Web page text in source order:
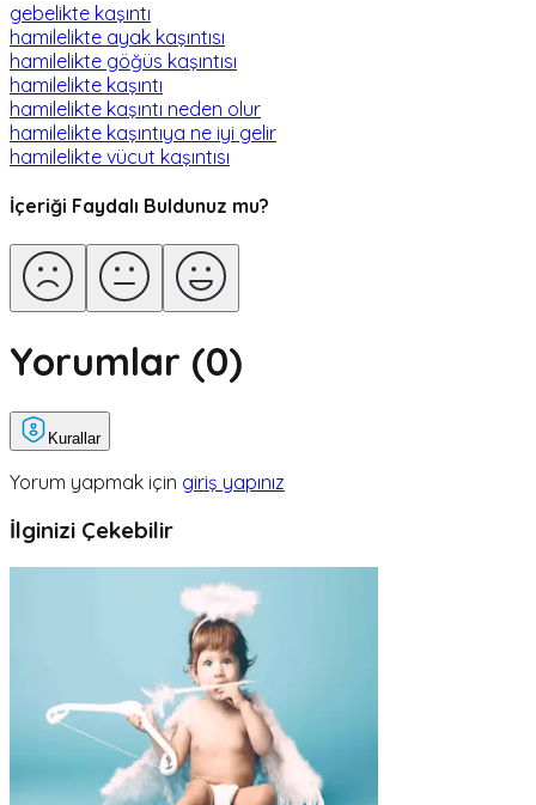
gebelikte kaşıntı
hamilelikte ayak kaşıntısı
hamilelikte göğüs kaşıntısı
hamilelikte kaşıntı
hamilelikte kaşıntı neden olur
hamilelikte kaşıntıya ne iyi gelir
hamilelikte vücut kaşıntısı
İçeriği Faydalı Buldunuz mu?
Yorumlar (0)
Kurallar
Yorum yapmak için giriş yapınız
İlginizi Çekebilir